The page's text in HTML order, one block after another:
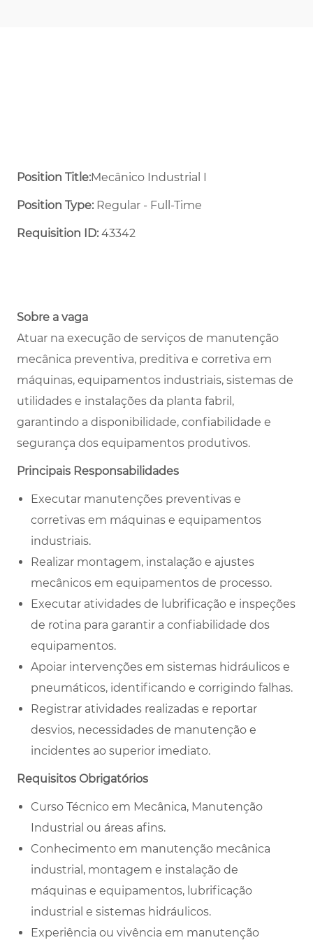
Position Title:Mecânico Industrial I
Position Type:Regular - Full-Time ​
Requisition ID:43342
Sobre a vaga
Atuar na execução de serviços de manutenção
mecânica preventiva, preditiva e corretiva em
máquinas, equipamentos industriais, sistemas de
utilidades e instalações da planta fabril,
garantindo a disponibilidade, confiabilidade e
segurança dos equipamentos produtivos.
Principais Responsabilidades
Executar manutenções preventivas e
corretivas em máquinas e equipamentos
industriais.
Realizar montagem, instalação e ajustes
mecânicos em equipamentos de processo.
Executar atividades de lubrificação e inspeções
de rotina para garantir a confiabilidade dos
equipamentos.
Apoiar intervenções em sistemas hidráulicos e
pneumáticos, identificando e corrigindo falhas.
Registrar atividades realizadas e reportar
desvios, necessidades de manutenção e
incidentes ao superior imediato.
Requisitos Obrigatórios
Curso Técnico em Mecânica, Manutenção
Industrial ou áreas afins.
Conhecimento em manutenção mecânica
industrial, montagem e instalação de
máquinas e equipamentos, lubrificação
industrial e sistemas hidráulicos.
Experiência ou vivência em manutenção